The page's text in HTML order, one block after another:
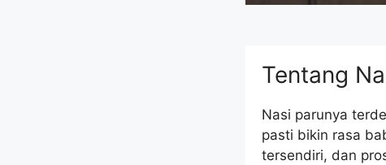
Tentang
Nasi parunya
pasti bikin rasa
tersendiri, dan